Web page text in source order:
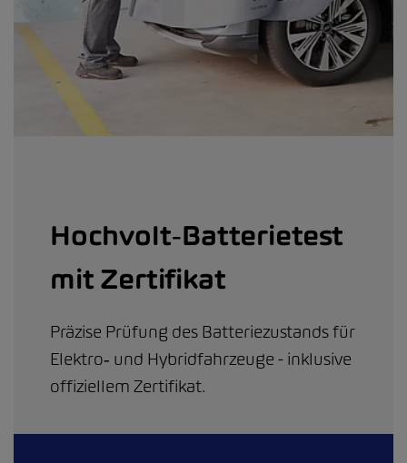
Hochvolt‑Batterietest
mit Zertifikat
Präzise Prüfung des Batteriezustands für
Elektro‑ und Hybridfahrzeuge - inklusive
offiziellem Zertifikat.